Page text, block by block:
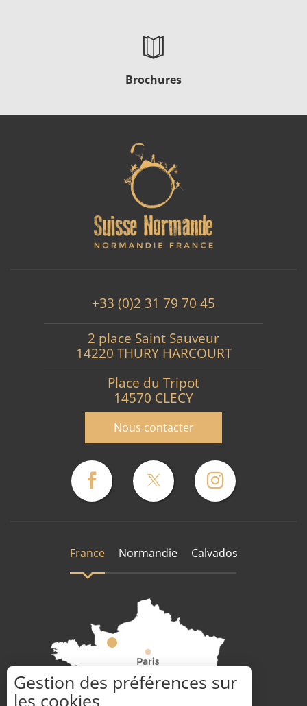
Brochures
+33 (0)2 31 79 70 45
2 place Saint Sauveur
14220 THURY HARCOURT
Place du Tripot
14570 CLECY
Nous contacter
France Normandie Calvados
Gestion des préférences sur
les cookies